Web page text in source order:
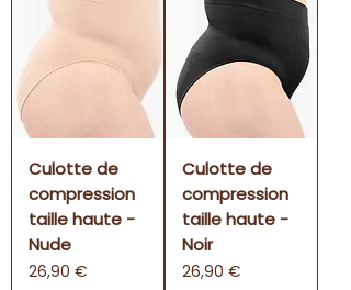
Culotte de
compression
taille haute -
Nude
Preis
26,90 €
Culotte de
compression
taille haute -
Noir
Preis
26,90 €